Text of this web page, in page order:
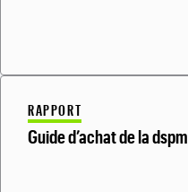
RAPPORT
Guide d’achat de la dspm